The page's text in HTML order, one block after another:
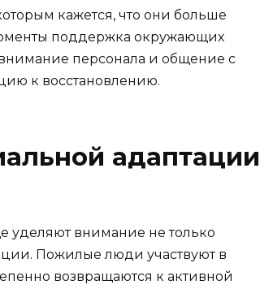
кажется, что они больше
поддержка окружающих
персонала и общение с
к восстановлению.
адаптации
уделяют внимание не только
Пожилые люди участвуют в
возвращаются к активной